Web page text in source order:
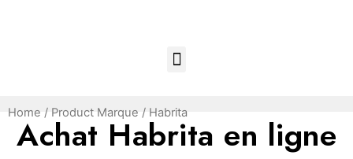
Home / Product Marque / Habrita
Achat Habrita en ligne